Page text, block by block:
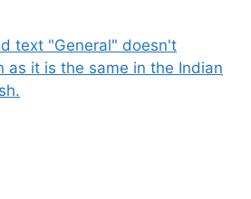
text "General" doesn't
as it is the same in the Indian